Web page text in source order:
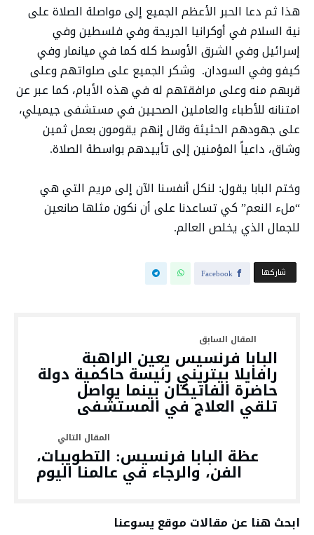
هذا ثم دعا الحبر الأعظم الجميع إلى مواصلة الصلاة على
نية السلام في أوكرانيا الجريحة وفي فلسطين وفي
إسرائيل وفي الشرق الأوسط كله كما في ميانمار وفي
كيفو وفي السودان. وشكر الجميع على صلواتهم وعلى
قربهم منه وعلى مرافقتهم له في هذه الأيام، كما عبر عن
امتنانه للأطباء والعاملين الصحيين في مستشفى جيميلي،
على جهودهم الحثيثة وقال إنهم يقومون بعمل ثمين
وشاق، داعياً المؤمنين إلى تأييدهم بواسطة الصلاة.
وختم البابا يقول: لنكل أنفسنا الآن إلى مريم التي هي
“ملء النعم” كي تساعدنا على أن نكون مثلها صانعين
للجمال الذي يخلص العالم.
‫‫ شاركها‬ Facebook
البابا فرنسيس يعين الراهبة
رافايلا بيتريني رئيسة حاكمية دولة
حاضرة الفاتيكان بينما يواصل
تلقي العلاج في المستشفى
عظة البابا فرنسيس: التطويبات،
الفن، والرجاء في عالمنا اليوم
ابحث هنا عن مقالات موقع يسوعنا